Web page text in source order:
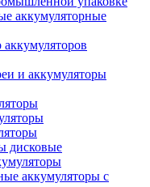
аккумуляторные
и аккумуляторы
дисковые
аккумуляторы с